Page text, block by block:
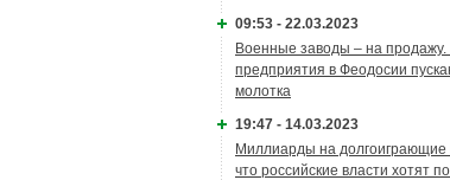
09:53 - 22.03.2023
Военные заводы – на продажу.
предприятия в Феодосии
молотка
19:47 - 14.03.2023
Миллиарды на долгоиграющие
что российские власти хотят